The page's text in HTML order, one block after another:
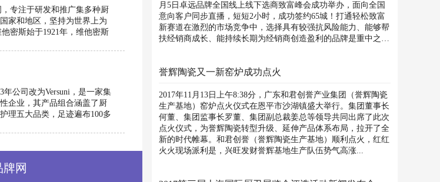
专注于研发和推广集多种厨
家和地区，坚持为世界上为
密斯始于1921年，维他密斯
年公司改为Versuni，是一家集
企业，其产品组合涵盖了厨
理五大品类，足迹遍布100多
网
月5日卓远品牌全国线上线下选商致富峰会成功举办，面向全国
意向客户同步直播，短短2小时，成功签约65城！打通轻松致富
新赛道在激烈的市场竞争中，选择具有较强抗风险能力、能够帮
扶经销商成长、能持续长期为经销商创造盈利的品牌是重中之
誉辉陶瓷又一新窑炉成功点火
2017年11月13日上午8:38分，广东和君创誉产业集团（誉辉陶瓷
生产基地）窑炉点火仪式在恩平市沙湖镇盛大举行。集团董事长
何董、集团监事长罗董、集团副总裁姜总等领导共同出席了此次
点火仪式，为誉辉陶瓷转型升级、延伸产品体系布局，拉开了全
新的时代帷幕。和君创誉（誉辉陶瓷生产基地）顺利点火，红红
火火现场派利是，兴旺发财誉辉基地生产队伍势气高涨...